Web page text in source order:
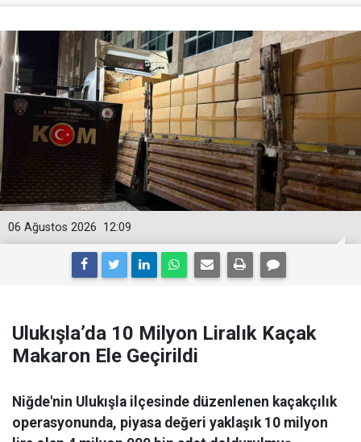
12:09
06 Ağustos 2026
Ulukışla’da 10 Milyon Liralık Kaçak
Makaron Ele Geçirildi
Niğde'nin Ulukışla ilçesinde düzenlenen kaçakçılık
operasyonunda, piyasa değeri yaklaşık 10 milyon